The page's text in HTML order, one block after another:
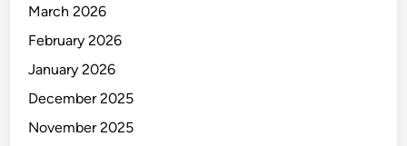
March 2026
February 2026
January 2026
December 2025
November 2025